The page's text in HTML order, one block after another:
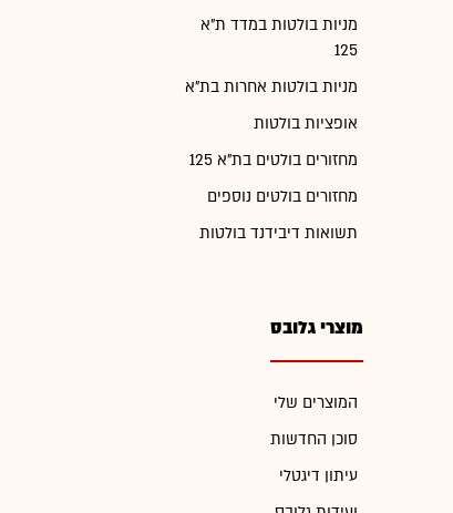
מניות בולטות במדד ת"א
125
מניות בולטות אחרות בת"א
אופציות בולטות
מחזורים בולטים בת"א 125
מחזורים בולטים נוספים
תשואות דיבידנד בולטות
מוצרי גלובס
המוצרים שלי
סוכן החדשות
עיתון דיגטלי